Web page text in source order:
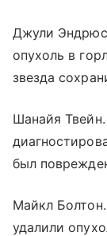
Джули
опухоль в
звезда
Шанайя
был
Майкл
удалили